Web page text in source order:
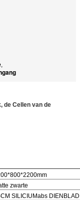
,
de Cellen van de
zwarte
SILICIUMabs